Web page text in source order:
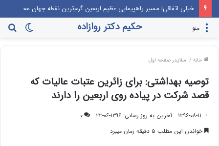
این‌که مرندی رو بیارن صدا‌ و سیما، برنامه جوانی جمعیت، درست مثل این می‌مونه که صدام رو دعوت کنن راهیان نور!
تغییر
پوسته
حکیم دکتر روازاده منو
خانه / اسلایدر صفحه اول
توصیه بهداشتی: برای زائرین عتبات عالیات که
قصد شرکت در پیاده روی اربعین را دارند
۱۳۹۶-۰۸-۱۱ آخرین به روز رسانی: ۱۳۹۶-۰۶-۲۳
۰
خواندن این مطلب ۵ دقیقه زمان میبرد